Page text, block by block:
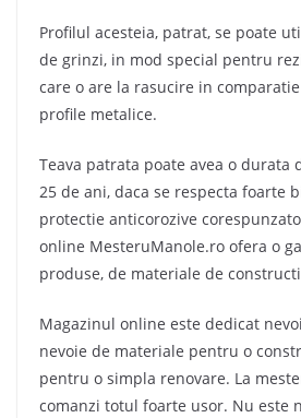
Profilul acesteia, patrat, se poate
de grinzi, in mod special pentru
care o are la rasucire in
profile metalice.
Teava patrata poate avea o durata
25 de ani, daca se respecta foarte
protectie anticorozive
online MesteruManole.ro ofera o
produse, de materiale de
Magazinul online este dedicat
nevoie de materiale pentru o
pentru o simpla renovare. La
comanzi totul foarte usor. Nu este